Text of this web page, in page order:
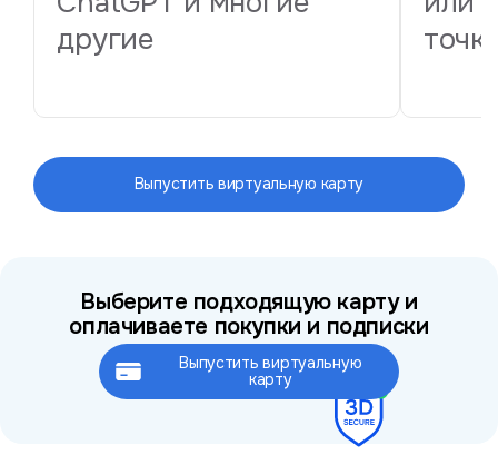
другие
Выпустить виртуальную карту
Выберите подходящую карту и
оплачиваете покупки и подписки
Это займёт не более 2 минут
Выпустить виртуальную
карту